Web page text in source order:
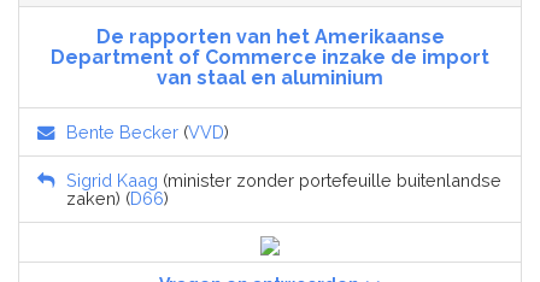
De rapporten van het Amerikaanse
Department of Commerce inzake de import
van staal en aluminium
Bente Becker (VVD)
Sigrid Kaag (minister zonder portefeuille buitenlandse
zaken) (D66)